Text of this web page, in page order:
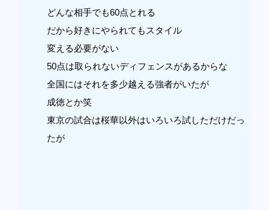
どんな相手でも60点とれる
だから好きにやられてもスタイル
変える必要がない
50点は取られないディフェンスがあるからな
全国にはそれを多少越える強者がいたが
成徳とか笑
東京の試合は桜華以外はいろいろ試しただけだっ
たが